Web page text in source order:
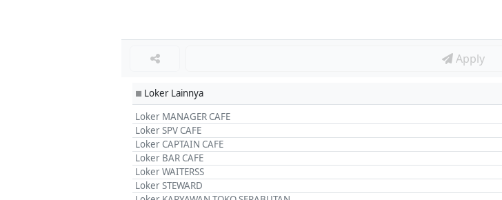
Apply
■ Loker Lainnya
Loker MANAGER CAFE
Loker SPV CAFE
Loker CAPTAIN CAFE
Loker BAR CAFE
Loker WAITERSS
Loker STEWARD